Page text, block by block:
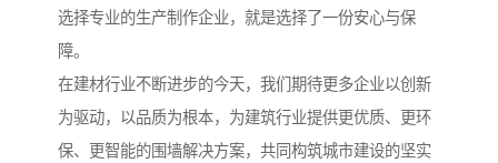
选择专业的生产制作企业，就是选择了一份安心与保
障。
在建材行业不断进步的今天，我们期待更多企业以创新
为驱动，以品质为根本，为建筑行业提供更优质、更环
保、更智能的围墙解决方案，共同构筑城市建设的坚实